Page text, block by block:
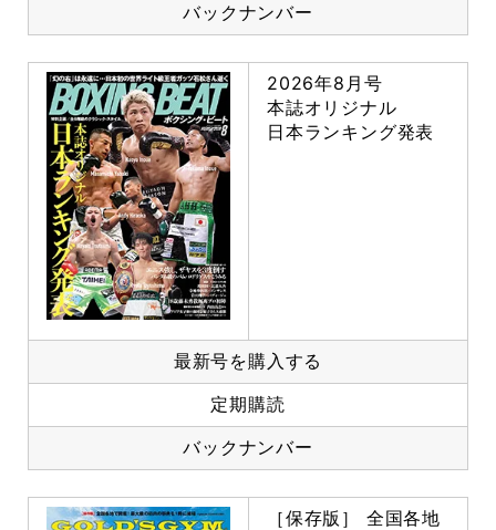
バックナンバー
2026年8月号
本誌オリジナル
日本ランキング発表
最新号を購入する
定期購読
バックナンバー
［保存版］ 全国各地